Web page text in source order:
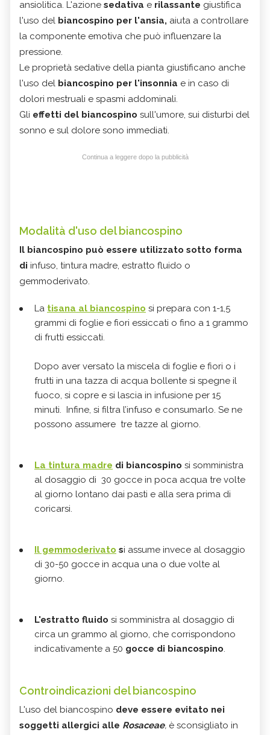
ansiolitica. L'azione sedativa e rilassante giustifica
l'uso del biancospino per l'ansia, aiuta a controllare
la componente emotiva che può influenzare la
pressione.
Le proprietà sedative della pianta giustificano anche
l'uso del biancospino per l'insonnia e in caso di
dolori mestruali e spasmi addominali.
Gli effetti del biancospino sull'umore, sui disturbi del
sonno e sul dolore sono immediati.
Continua a leggere dopo la pubblicità
Modalità d'uso del biancospino
Il biancospino può essere utilizzato sotto forma
di infuso, tintura madre, estratto fluido o
gemmoderivato.
La tisana al biancospino si prepara con 1-1,5
grammi di foglie e fiori essiccati o fino a 1 grammo
di frutti essiccati.
Dopo aver versato la miscela di foglie e fiori o i
frutti in una tazza di acqua bollente si spegne il
fuoco, si copre e si lascia in infusione per 15
minuti. Infine, si filtra l’infuso e consumarlo. Se ne
possono assumere tre tazze al giorno.
La tintura madre di biancospino si somministra
al dosaggio di 30 gocce in poca acqua tre volte
al giorno lontano dai pasti e alla sera prima di
coricarsi.
Il gemmoderivato si assume invece al dosaggio
di 30-50 gocce in acqua una o due volte al
giorno.
L'estratto fluido si somministra al dosaggio di
circa un grammo al giorno, che corrispondono
indicativamente a 50 gocce di biancospino.
Controindicazioni del biancospino
L'uso del biancospino deve essere evitato nei
soggetti allergici alle Rosaceae, è sconsigliato in